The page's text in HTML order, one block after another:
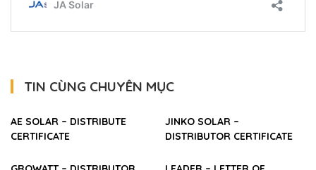
TIN CÙNG CHUYÊN MỤC
AE SOLAR – DISTRIBUTE
CERTIFICATE
JINKO SOLAR –
DISTRIBUTOR CERTIFICATE